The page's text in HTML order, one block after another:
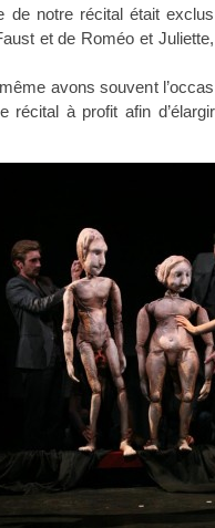
de notre récital était
et de Roméo et
avons souvent
récital à profit afin